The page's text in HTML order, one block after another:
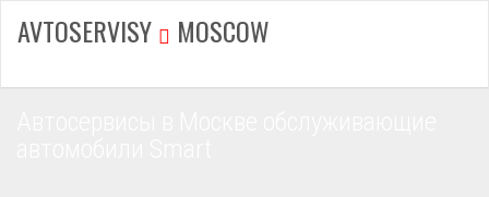
AVTOSERVISY MOSCOW